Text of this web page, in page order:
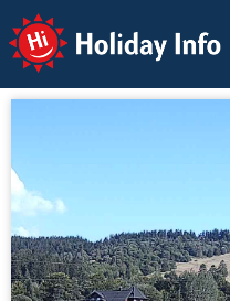
Holiday Info